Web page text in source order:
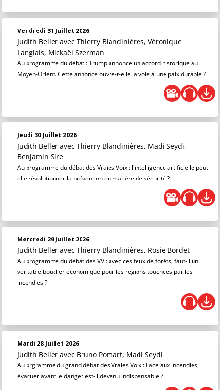
Vendredi 31 Juillet 2026
Judith Beller avec Thierry Blandinières, Véronique
Langlais, Mickaël Szerman
Au programme du débat : Trump annonce un accord historique au
Moyen-Orient. Cette annonce ouvre-t-elle la voie à une paix durable ?
Jeudi 30 Juillet 2026
Judith Beller avec Thierry Blandinières, Madi Seydi,
Benjamin Sire
Au programme du débat des Vraies Voix : l'intelligence artificielle peut-
elle révolutionner la prévention en matière de sécurité ?
Mercredi 29 Juillet 2026
Judith Beller avec Thierry Blandinières, Rosie Bordet
Au programme du débat des VV : avec ces feux de forêts, faut-il un
véritable bouclier économique pour les régions touchées par les
incendies ?
Mardi 28 Juillet 2026
Judith Beller avec Bruno Pomart, Madi Seydi
Au prgramme du grand débat des Vraies Voix : Face aux incendies,
évacuer avant le danger est-il devenu indispensable ?